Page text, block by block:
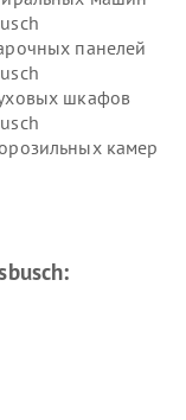
панелей
шкафов
камер
упаковщиков